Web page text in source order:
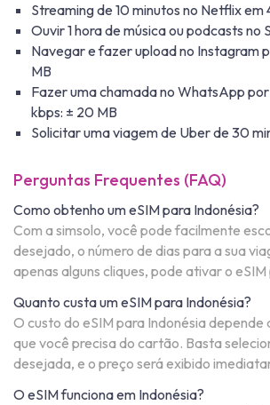
Streaming de 10 minutos no Netflix em
Ouvir 1 hora de música ou podcasts no
Navegar e fazer upload no Instagram
MB
Fazer uma chamada no WhatsApp
kbps: ± 20 MB
Solicitar uma viagem de Uber de 30
Perguntas Frequentes (FAQ)
Como obtenho um eSIM para Indonésia?
Com a simsolo, você pode facilmente
desejado, o número de dias para a sua
apenas alguns cliques, pode ativar o
Quanto custa um eSIM para Indonésia?
O custo do eSIM para Indonésia depende
que você precisa do cartão. Basta
desejada, e o preço será exibido
O eSIM funciona em Indonésia?